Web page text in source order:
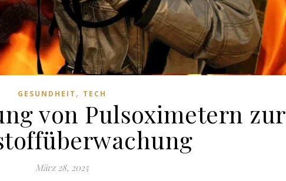
GESUNDHEIT , TECH
von Pulsoximetern zur
März 28, 2025